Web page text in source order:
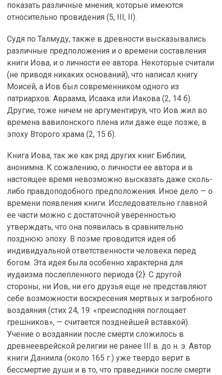
показать различные мнения, которые имеются
относительно провидения (5, III, II).
Судя по Талмуду, также в древности высказывались
различные предположения и о времени составления
книги Иова, и о личности ее автора. Некоторые считали
(не приводя никаких оснований), что написал книгу
Моисей, а Иов был современником одного из
патриархов: Авраама, Исаака или Иакова (2, 14 б).
Другие, тоже ничем не аргументируя, что Иов жил во
времена вавилонского плена или даже еще позже, в
эпоху Второго храма (2, 15 б).
Книга Иова, так же как ряд других книг Библии,
анонимна. К сожалению, о личности ее автора и в
настоящее время невозможно высказать даже сколь-
либо правдоподобного предположения. Иное дело — о
времени появления книги. Исследовательно главной
ее части можно с достаточной уверенностью
утверждать, что она появилась в сравнительно
позднюю эпоху. В поэме проводится идея об
индивидуальной ответственности человека перед
богом. Эта идея была особенно характерна для
иудаизма послепленного периода {2}. С другой
стороны, ни Иов, ни его друзья еще не представляют
себе возможности воскресения мертвых и загробного
воздаяния (стих 24, 19: «преисподняя поглощает
грешников», — считается позднейшей вставкой).
Учение о воздаянии после смерти сложилось в
древнееврейской религии не ранее III в. до н. э. Автор
книги Даниила (около 165 г.) уже твердо верит в
бессмертие души и в то, что праведники после смерти